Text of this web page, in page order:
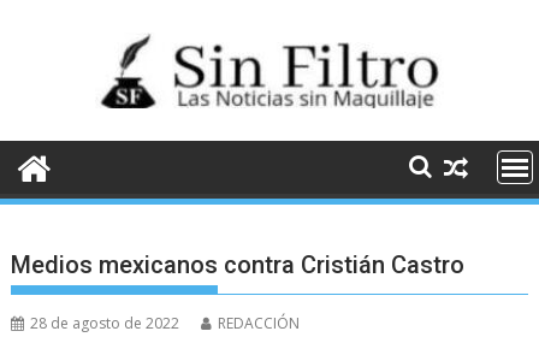
Medios mexicanos contra Cristián Castro
28 de agosto de 2022 REDACCIÓN